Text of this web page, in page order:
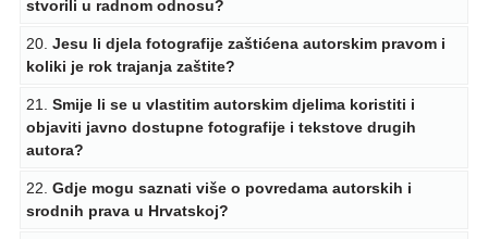
stvorili u radnom odnosu?
20. Jesu li djela fotografije zaštićena autorskim pravom i
koliki je rok trajanja zaštite?
21. Smije li se u vlastitim autorskim djelima koristiti i
objaviti javno dostupne fotografije i tekstove drugih
autora?
22. Gdje mogu saznati više o povredama autorskih i
srodnih prava u Hrvatskoj?